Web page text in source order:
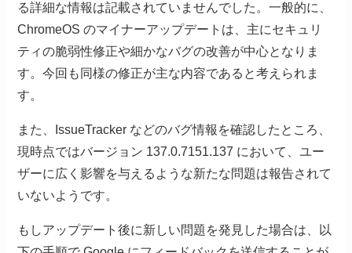
る詳細な情報は記載されていませんでした。一般的に、
ChromeOS のマイナーアップデートは、主にセキュリ
ティの脆弱性修正や細かなバグの改善が中心となりま
す。今回も同様の修正が主な内容であると考えられま
す。
また、IssueTracker などのバグ情報を確認したところ、
現時点ではバージョン 137.0.7151.137 において、ユー
ザーに広く影響を与えるような新たな問題は報告されて
いないようです。
もしアップデート後に新しい問題を発見した場合は、以